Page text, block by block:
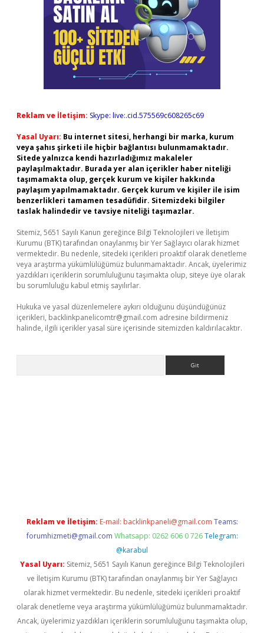
Reklam ve İletişim: Skype: live:.cid.575569c608265c69
Yasal Uyarı: Bu internet sitesi, herhangi bir marka, kurum
veya şahıs şirketi ile hiçbir bağlantısı bulunmamaktadır.
Sitede yalnızca kendi hazırladığımız makaleler
paylaşılmaktadır. Burada yer alan içerikler haber niteliği
taşımamakta olup, gerçek kurum ve kişiler hakkında
paylaşım yapılmamaktadır. Gerçek kurum ve kişiler ile isim
benzerlikleri tamamen tesadüfidir. Sitemizdeki bilgiler
taslak halindedir ve tavsiye niteliği taşımazlar.
Sitemiz, 5651 Sayılı Kanun gereğince Bilgi Teknolojileri ve İletişim
Kurumu (BTK) tarafından onaylanmış bir Yer Sağlayıcı olarak hizmet
vermektedir. Bu nedenle, sitedeki içerikleri proaktif olarak denetleme
veya araştırma yükümlülüğümüz bulunmamaktadır. Ancak, üyelerimiz
yazdıkları içeriklerin sorumluluğunu taşımakta olup, siteye üye olarak
bu sorumluluğu kabul etmiş sayılırlar.
Hukuka ve yasal düzenlemelere aykırı olduğunu düşündüğünüz
içerikleri, backlinkpanelicomtr@gmail.com adresine bildirmeniz
halinde, ilgili içerikler yasal süre içerisinde sitemizden kaldırılacaktır.
Reklam ve İletişim: E-mail: backlinkpaneli@gmail.com Teams:
forumhizmeti@gmail.com Whatsapp: 0262 606 0 726 Telegram:
@karabul
Yasal Uyarı: Sitemiz, 5651 Sayılı Kanun gereğince Bilgi Teknolojileri
ve İletişim Kurumu (BTK) tarafından onaylanmış bir Yer Sağlayıcı
olarak hizmet vermektedir. Bu nedenle, sitedeki içerikleri proaktif
olarak denetleme veya araştırma yükümlülüğümüz bulunmamaktadır.
Ancak, üyelerimiz yazdıkları içeriklerin sorumluluğunu taşımakta olup,